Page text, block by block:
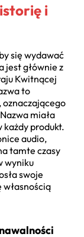
i
się wydawać
jest głównie z
Kwitnącej
to
oznaczającego
miała
każdy produkt.
audio,
tamte czasy
wyniku
swoje